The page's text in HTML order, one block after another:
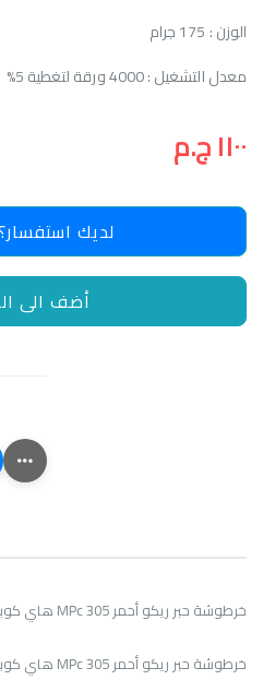
الوزن : 175 جرام
معدل التشغيل : 4000 ورقة لتغطية 5%
١١٠٠ ج.م
لديك
أضف الى
خرطوشة حبر ريكو أحمر MPc 305 هاي كوبي
خرطوشة حبر ريكو أحمر MPc 305 هاي كوبي